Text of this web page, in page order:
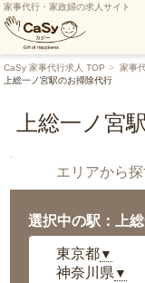
家事代行・家政婦の求人サイト
CaSy 家事代行求人 TOP 家事
上総一ノ宮駅のお掃除代行
上総一ノ宮
エリアから
選択中の駅：上
東京都▼
神奈川県 ▼